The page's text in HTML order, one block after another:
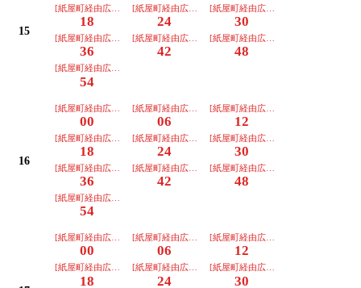
15
[紙屋町経由広島駅]
18
[紙屋町経由広島駅]
24
[紙屋町経由広島駅]
30
[紙屋町経由広島駅]
36
[紙屋町経由広島駅]
42
[紙屋町経由広島駅]
48
[紙屋町経由広島駅]
54
16
[紙屋町経由広島駅]
00
[紙屋町経由広島駅]
06
[紙屋町経由広島駅]
12
[紙屋町経由広島駅]
18
[紙屋町経由広島駅]
24
[紙屋町経由広島駅]
30
[紙屋町経由広島駅]
36
[紙屋町経由広島駅]
42
[紙屋町経由広島駅]
48
[紙屋町経由広島駅]
54
[紙屋町経由広島駅]
00
[紙屋町経由広島駅]
06
[紙屋町経由広島駅]
12
[紙屋町経由広島駅]
18
[紙屋町経由広島駅]
24
[紙屋町経由広島駅]
30